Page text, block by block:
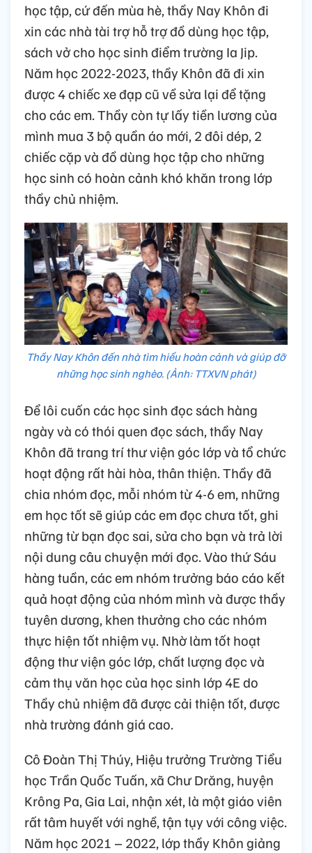
học tập, cứ đến mùa hè, thầy Nay Khôn đi
xin các nhà tài trợ hỗ trợ đồ dùng học tập,
sách vở cho học sinh điểm trường Ia Jip.
Năm học 2022-2023, thầy Khôn đã đi xin
được 4 chiếc xe đạp cũ về sửa lại để tặng
cho các em. Thầy còn tự lấy tiền lương của
mình mua 3 bộ quần áo mới, 2 đôi dép, 2
chiếc cặp và đồ dùng học tập cho những
học sinh có hoàn cảnh khó khăn trong lớp
thầy chủ nhiệm.
Thầy Nay Khôn đến nhà tìm hiểu hoàn cảnh và giúp đỡ
những học sinh nghèo. (Ảnh: TTXVN phát)
Để lôi cuốn các học sinh đọc sách hàng
ngày và có thói quen đọc sách, thầy Nay
Khôn đã trang trí thư viện góc lớp và tổ chức
hoạt động rất hài hòa, thân thiện. Thầy đã
chia nhóm đọc, mỗi nhóm từ 4-6 em, những
em học tốt sẽ giúp các em đọc chưa tốt, ghi
những từ bạn đọc sai, sửa cho bạn và trả lời
nội dung câu chuyện mới đọc. Vào thứ Sáu
hàng tuần, các em nhóm trưởng báo cáo kết
quả hoạt động của nhóm mình và được thầy
tuyên dương, khen thưởng cho các nhóm
thực hiện tốt nhiệm vụ. Nhờ làm tốt hoạt
động thư viện góc lớp, chất lượng đọc và
cảm thụ văn học của học sinh lớp 4E do
Thầy chủ nhiệm đã được cải thiện tốt, được
nhà trường đánh giá cao.
Cô Đoàn Thị Thúy, Hiệu trưởng Trường Tiểu
học Trần Quốc Tuấn, xã Chư Drăng, huyện
Krông Pa, Gia Lai, nhận xét, là một giáo viên
rất tâm huyết với nghề, tận tụy với công việc.
Năm học 2021 – 2022, lớp thầy Khôn giảng